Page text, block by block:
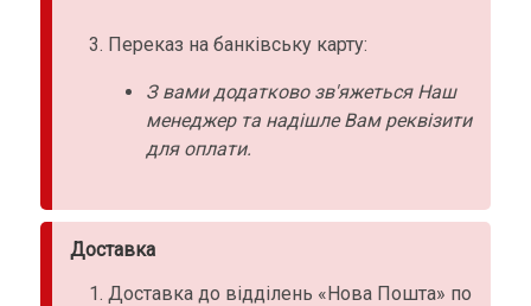
Переказ на банківську карту:
З вами додатково зв'яжеться Наш
менеджер та надішле Вам реквізити
для оплати.
Доставка
Доставка до відділень «Нова Пошта» по